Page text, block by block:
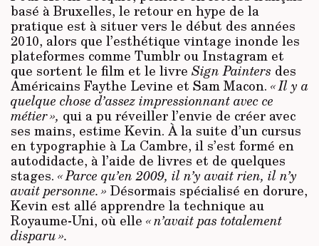
basé à Bruxelles, le retour en hype de la
pratique est à situer vers le début des années
2010, alors que l’esthétique vintage inonde les
plateformes comme Tumblr ou Instagram et
que sortent le film et le livre Sign Painters des
Américains Faythe Levine et Sam Macon. « Il y a
quelque chose d’assez impressionnant avec ce
métier », qui a pu réveiller l’envie de créer avec
ses mains, estime Kevin. À la suite d’un cursus
en typographie à La Cambre, il s’est formé en
autodidacte, à l’aide de livres et de quelques
stages. « Parce qu’en 2009, il n’y avait rien, il n’y
avait personne. » Désormais spécialisé en dorure,
Kevin est allé apprendre la technique au
Royaume-Uni, où elle « n’avait pas totalement
disparu ».